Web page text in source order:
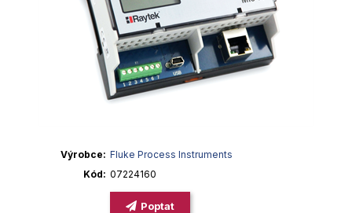
Výrobce
Fluke Process Instruments
Kód
07224160
Poptat